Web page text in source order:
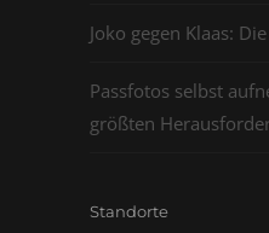
Joko gegen Klaas:
Passfotos selbst
größten
Standorte